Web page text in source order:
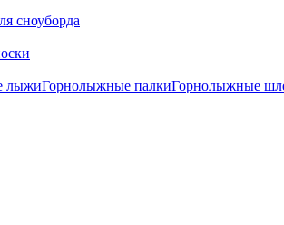
сноуборда
лыжиГорнолыжные палкиГорнолыжные